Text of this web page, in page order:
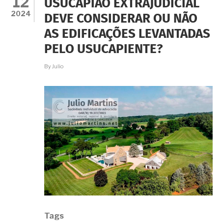
EXTRAJUDICIAL?
2024
USUCAPIÃO EXTRAJUDICIAL
DEVE CONSIDERAR OU NÃO
AS EDIFICAÇÕES LEVANTADAS
PELO USUCAPIENTE?
ByJulio
Tags